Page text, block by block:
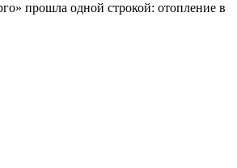
прошла одной строкой: отопление в